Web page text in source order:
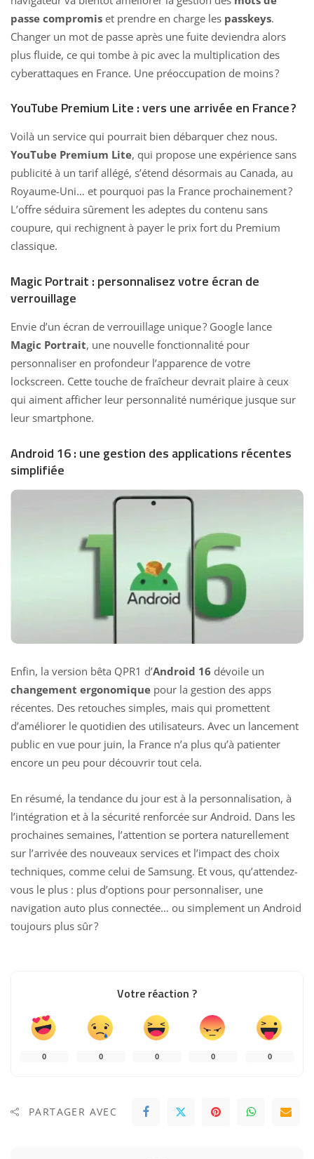
passe compromis et prendre en charge les passkeys.
Changer un mot de passe après une fuite deviendra alors
plus fluide, ce qui tombe à pic avec la multiplication des
cyberattaques en France. Une préoccupation de moins ?
YouTube Premium Lite : vers une arrivée en France ?
Voilà un service qui pourrait bien débarquer chez nous.
YouTube Premium Lite, qui propose une expérience sans
publicité à un tarif allégé, s’étend désormais au Canada, au
Royaume-Uni… et pourquoi pas la France prochainement ?
L’offre séduira sûrement les adeptes du contenu sans
coupure, qui rechignent à payer le prix fort du Premium
classique.
Magic Portrait : personnalisez votre écran de
verrouillage
Envie d’un écran de verrouillage unique ? Google lance
Magic Portrait, une nouvelle fonctionnalité pour
personnaliser en profondeur l’apparence de votre
lockscreen. Cette touche de fraîcheur devrait plaire à ceux
qui aiment afficher leur personnalité numérique jusque sur
leur smartphone.
Android 16 : une gestion des applications récentes
simplifiée
Enfin, la version bêta QPR1 d’Android 16 dévoile un
changement ergonomique pour la gestion des apps
récentes. Des retouches simples, mais qui promettent
d’améliorer le quotidien des utilisateurs. Avec un lancement
public en vue pour juin, la France n’a plus qu’à patienter
encore un peu pour découvrir tout cela.
En résumé, la tendance du jour est à la personnalisation, à
l’intégration et à la sécurité renforcée sur Android. Dans les
prochaines semaines, l’attention se portera naturellement
sur l’arrivée des nouveaux services et l’impact des choix
techniques, comme celui de Samsung. Et vous, qu’attendez-
vous le plus : plus d’options pour personnaliser, une
navigation auto plus connectée… ou simplement un Android
toujours plus sûr ?
Votre réaction ?
0 0 0 0 0
PARTAGER AVEC